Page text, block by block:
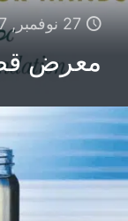
27 نوفمبر, 2007
معرض